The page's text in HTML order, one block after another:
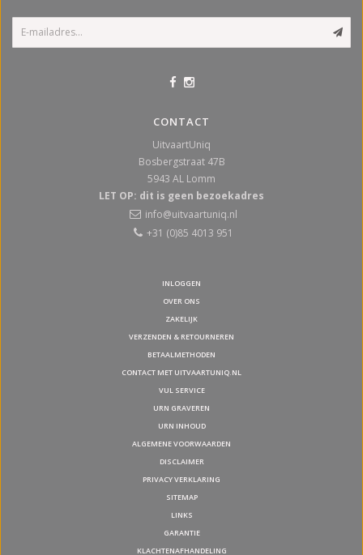
CONTACT
UitvaartUniq
Bosbergstraat 47B
5943 AL Lomm
LET OP: dit is geen bezoekadres
info@uitvaartuniq.nl
+31 (0)85 4013 951
INLOGGEN
OVER ONS
ZAKELIJK
VERZENDEN & RETOURNEREN
BETAALMETHODEN
CONTACT MET UITVAARTUNIQ.NL
VUL SERVICE
URN GRAVEREN
URN INHOUD
ALGEMENE VOORWAARDEN
DISCLAIMER
PRIVACY VERKLARING
SITEMAP
LINKS
GARANTIE
KLACHTENAFHANDELING